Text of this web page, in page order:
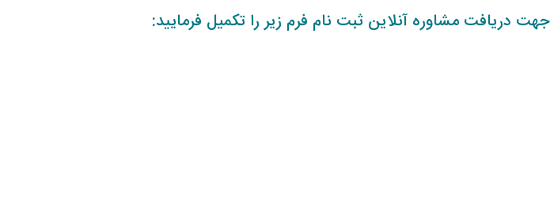
جهت دریافت مشاوره آنلاین ثبت نام فرم زیر را تکمیل فرمایید: